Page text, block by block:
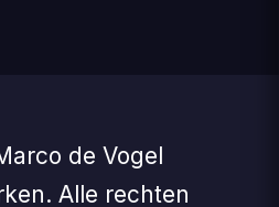
de Vogel
Alle rechten